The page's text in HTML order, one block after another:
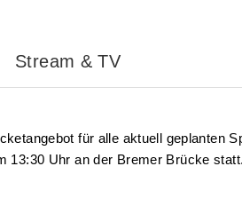
Stream & TV
für alle aktuell geplanten
13:30 Uhr an der Bremer Brücke